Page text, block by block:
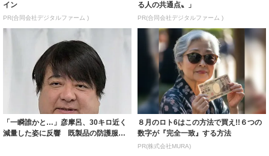
イン
PR(合同会社デジタルファーム )
る人の共通点〟」
PR(合同会社デジタルファーム )
「一瞬誰かと…」彦摩呂、30キロ近く
減量した姿に反響 既製品の防護服が
８月のロト6はこの方法で買え!!６つの
数字が『完全一致』する方法
PR(株式会社MURA)